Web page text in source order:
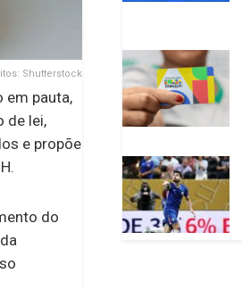
Shutterstock
em pauta,
de lei,
e propõe
do